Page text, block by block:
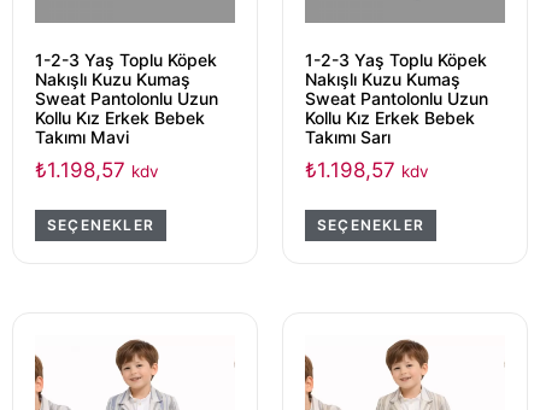
1-2-3 Yaş Toplu Köpek
Nakışlı Kuzu Kumaş
Sweat Pantolonlu Uzun
Kollu Kız Erkek Bebek
Takımı Mavi
₺1.198,57 kdv
SEÇENEKLER
1-2-3 Yaş Toplu Köpek
Nakışlı Kuzu Kumaş
Sweat Pantolonlu Uzun
Kollu Kız Erkek Bebek
Takımı Sarı
₺1.198,57 kdv
SEÇENEKLER